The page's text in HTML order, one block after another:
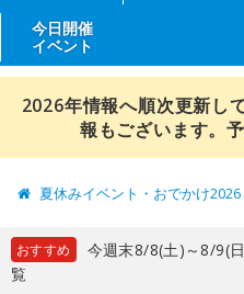
今日開催
イベント
2026年情報へ順次更新し
報もございます。
夏休みイベント・おでかけ2026
おすすめ
今週末8/8(土)～8/9(
覧